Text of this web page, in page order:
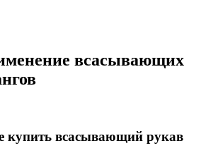
всасывающих
купить всасывающий рукав